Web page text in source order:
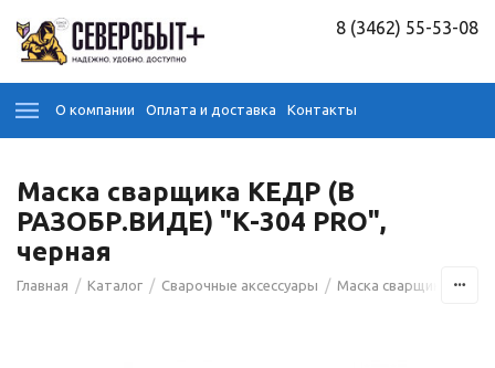
8 (3462) 55-53-08
О компании Оплата и доставка Контакты
Маска сварщика КЕДР (В
РАЗОБР.ВИДЕ) "К-304 PRO",
черная
Главная / Каталог / Сварочные аксессуары / Маска сварщика /